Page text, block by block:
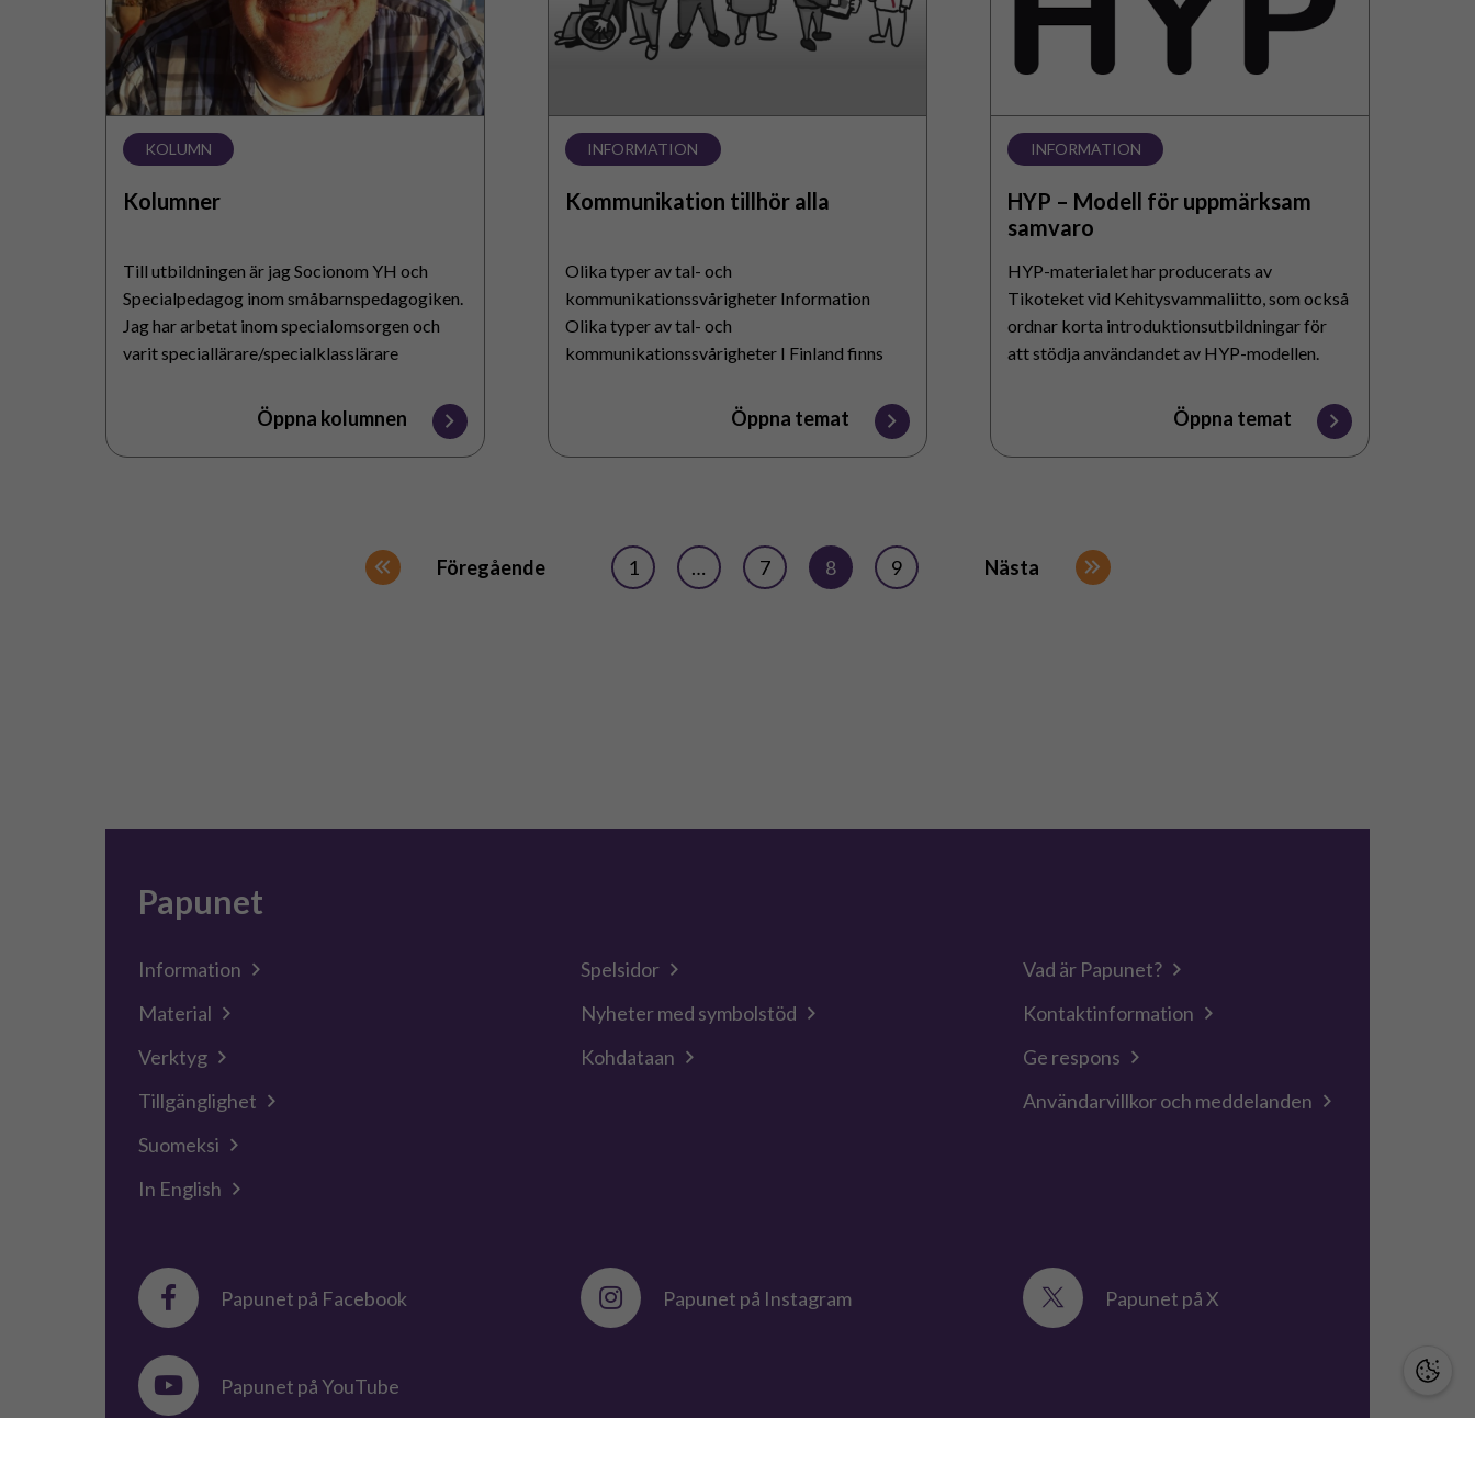
KOLUMN
Kolumner
Till utbildningen är jag Socionom YH och
Specialpedagog inom småbarnspedagogiken.
Jag har arbetat inom specialomsorgen och
varit speciallärare/specialklasslärare
Öppna kolumnen
INFORMATION
Kommunikation tillhör alla
Olika typer av tal- och
kommunikationssvårigheter Information
Olika typer av tal- och
kommunikationssvårigheter I Finland finns
som inte kan tala eller som…Öppna temat
samvaro
INFORMATION
HYP – Modell för uppmärksam
samvaro
HYP-materialet har producerats av
Tikoteket vid Kehitysvammaliitto, som också
ordnar korta introduktionsutbildningar för
att stödja användandet av HYP-modellen.
Yhdessäoloa Päivittäin. Vad är HYP-
Öppna temat
Föregående 1 … 7 8 9 Nästa
Papunet
Information
Material
Verktyg
Tillgänglighet
Suomeksi
In English
Spelsidor
Nyheter med symbolstöd
Kohdataan
Vad är Papunet?
Kontaktinformation
Ge respons
Användarvillkor och meddelanden
Papunet på Facebook Papunet på Instagram Papunet på X
Papunet på YouTube